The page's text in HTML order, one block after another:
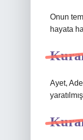
Onun
hayata
Ayet,